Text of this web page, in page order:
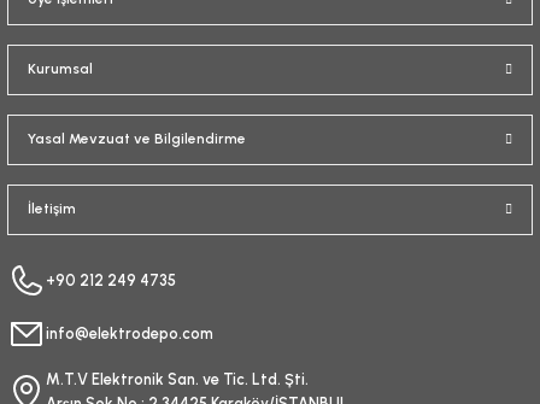
Kurumsal
Yasal Mevzuat ve Bilgilendirme
İletişim
+90 212 249 4735
info@elektrodepo.com
M.T.V Elektronik San. ve Tic. Ltd. Şti.